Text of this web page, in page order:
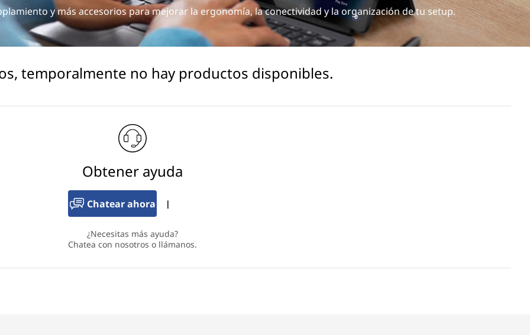
y más accesorios para mejorar la ergonomía, la conectividad y la organización de tu setup.
temporalmente no hay productos disponibles.
Obtener ayuda
Chatear ahora |
¿Necesitas más ayuda?
Chatea con nosotros o llámanos.